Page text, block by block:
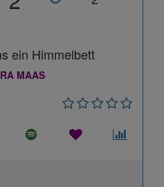
ein Himmelbett
MAAS